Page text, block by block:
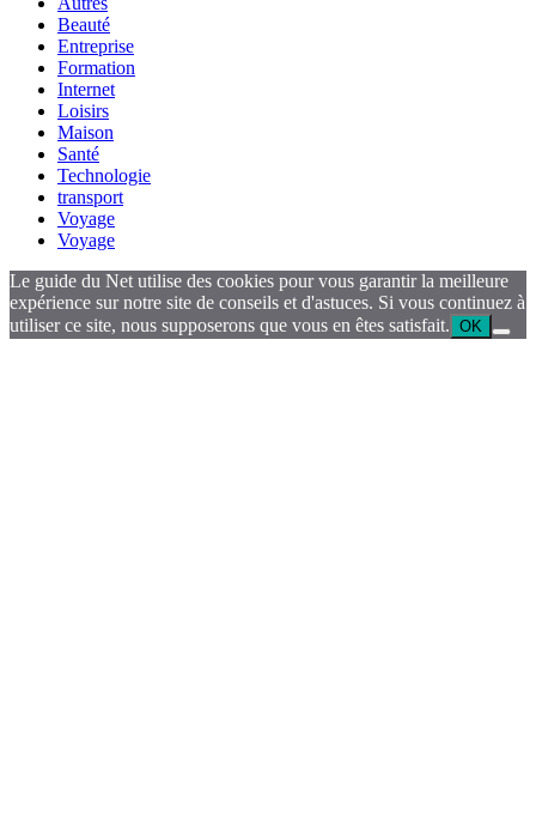
Beauté
Entreprise
Formation
Internet
Loisirs
Maison
Santé
Technologie
transport
Voyage
Voyage
Le guide du Net utilise des cookies pour vous garantir la meilleure
expérience sur notre site de conseils et d'astuces. Si vous continuez à
utiliser ce site, nous supposerons que vous en êtes satisfait. OK